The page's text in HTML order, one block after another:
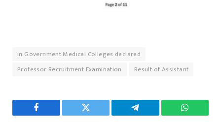
in Government Medical Colleges declared
Professor Recruitment Examination
Result of Assistant
Facebook Twitter Telegram